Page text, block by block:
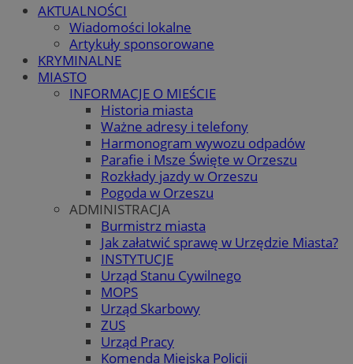
AKTUALNOŚCI
Wiadomości lokalne
Artykuły sponsorowane
KRYMINALNE
MIASTO
INFORMACJE O MIEŚCIE
Historia miasta
Ważne adresy i telefony
Harmonogram wywozu odpadów
Parafie i Msze Święte w Orzeszu
Rozkłady jazdy w Orzeszu
Pogoda w Orzeszu
ADMINISTRACJA
Burmistrz miasta
Jak załatwić sprawę w Urzędzie Miasta?
INSTYTUCJE
Urząd Stanu Cywilnego
MOPS
Urząd Skarbowy
ZUS
Urząd Pracy
Komenda Miejska Policji